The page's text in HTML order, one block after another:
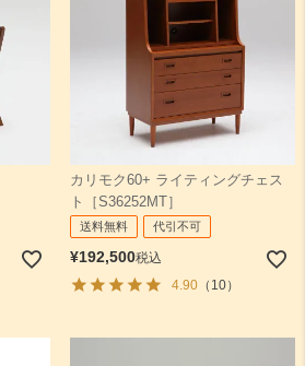
カリモク60+ ライティングチェス
ト［S36252MT］
送料無料 代引不可
¥192,500税込
4.90（10）